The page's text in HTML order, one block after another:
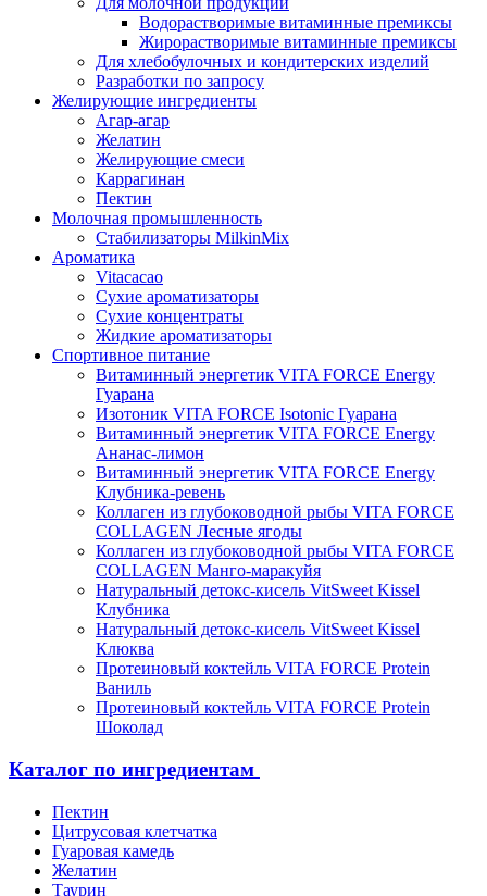
Водорастворимые витаминные премиксы
Жирорастворимые витаминные премиксы
Для хлебобулочных и кондитерских изделий
Разработки по запросу
Желирующие ингредиенты
Агар-агар
Желатин
Желирующие смеси
Каррагинан
Пектин
Молочная промышленность
Стабилизаторы MilkinMix
Ароматика
Vitacacao
Сухие ароматизаторы
Сухие концентраты
Жидкие ароматизаторы
Спортивное питание
Витаминный энергетик VITA FORCE Energy
Гуарана
Изотоник VITA FORCE Isotonic Гуарана
Витаминный энергетик VITA FORCE Energy
Ананас-лимон
Витаминный энергетик VITA FORCE Energy
Клубника-ревень
Коллаген из глубоководной рыбы VITA FORCE
COLLAGEN Лесные ягоды
Коллаген из глубоководной рыбы VITA FORCE
COLLAGEN Манго-маракуйя
Натуральный детокс-кисель VitSweet Kissel
Клубника
Натуральный детокс-кисель VitSweet Kissel
Клюква
Протеиновый коктейль VITA FORCE Protein
Ваниль
Протеиновый коктейль VITA FORCE Protein
Шоколад
Каталог по ингредиентам
Пектин
Цитрусовая клетчатка
Гуаровая камедь
Желатин
Таурин